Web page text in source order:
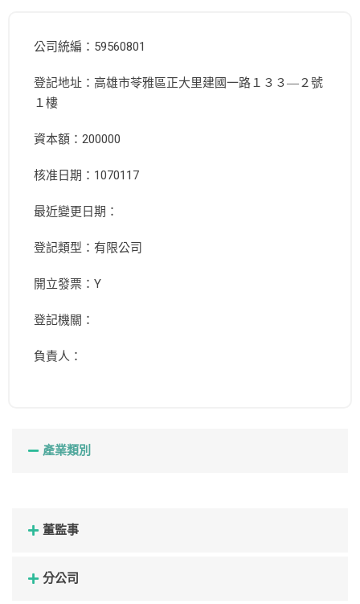
公司統編：59560801
登記地址：高雄市苓雅區正大里建國一路１３３―２號
１樓
資本額：200000
核准日期：1070117
最近變更日期：
登記類型：有限公司
開立發票：Y
登記機關：
負責人：
產業類別
董監事
分公司